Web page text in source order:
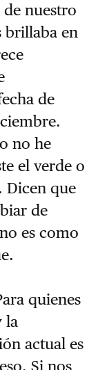
nuestro
brillaba en
de
no he
el verde o
Dicen que
de
es como
quienes
la
actual es
Si nos